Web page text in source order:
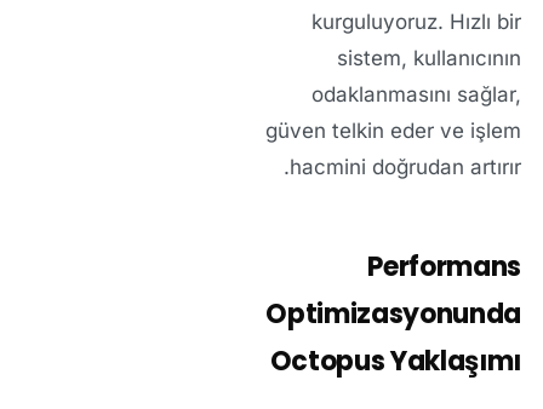
kurguluyoruz. Hızlı bir
sistem, kullanıcının
odaklanmasını sağlar,
güven telkin eder ve işlem
hacmini doğrudan artırır.
Performans
Optimizasyonunda
Octopus Yaklaşımı